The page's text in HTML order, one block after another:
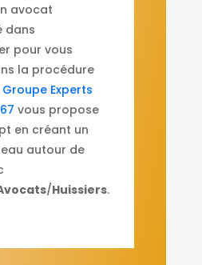
avocat
dans
pour vous
la procédure
Groupe Experts
vous propose
en créant un
autour de
/Huissiers.